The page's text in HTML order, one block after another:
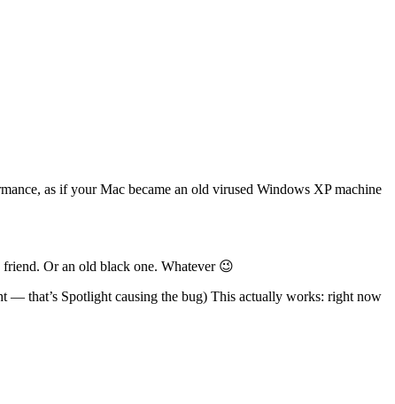
as if your Mac became an old virused Windows XP machine
Or an old black one. Whatever 😉
— that’s Spotlight causing the bug) This actually works: right now